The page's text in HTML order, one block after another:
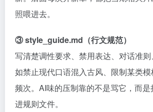
照喂进去。
③ style_guide.md（行文规范）
写清楚调性要求、禁用表达、对话准
如禁止现代口语混入古风、限制某类
频次。AI味的压制靠的不是骂它，而是
进规则文件。